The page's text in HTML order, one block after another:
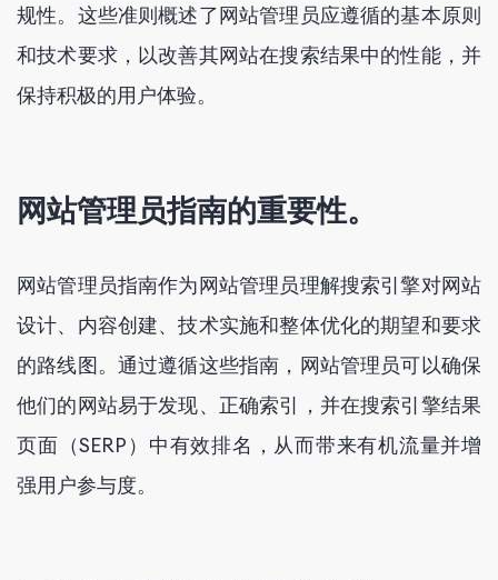
规性。这些准则概述了网站管理员应遵循的基本原则
和技术要求，以改善其网站在搜索结果中的性能，并
保持积极的用户体验。
网站管理员指南的重要性。
网站管理员指南作为网站管理员理解搜索引擎对网站
设计、内容创建、技术实施和整体优化的期望和要求
的路线图。通过遵循这些指南，网站管理员可以确保
他们的网站易于发现、正确索引，并在搜索引擎结果
页面（SERP）中有效排名，从而带来有机流量并增
强用户参与度。